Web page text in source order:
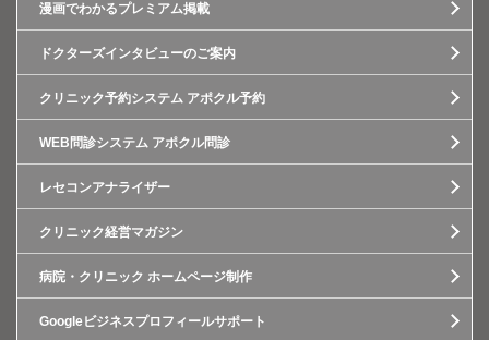
漫画でわかるプレミアム掲載
ドクターズインタビューのご案内
クリニック予約システム アポクル予約
WEB問診システム アポクル問診
レセコンアナライザー
クリニック経営マガジン
病院・クリニック ホームページ制作
Googleビジネスプロフィールサポート